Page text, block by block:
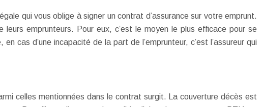
qui vous oblige à signer un contrat d’assurance sur votre emprunt.
emprunteurs. Pour eux, c’est le moyen le plus efficace pour se
cas d’une incapacité de la part de l’emprunteur, c’est l’assureur qui
celles mentionnées dans le contrat surgit. La couverture décès est